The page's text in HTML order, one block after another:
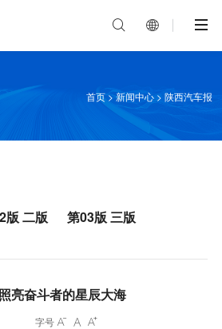
 
首页 > 新闻中心 > 陕西汽车报
版 二版
第03版 三版
亮奋斗者的星辰大海
字号   